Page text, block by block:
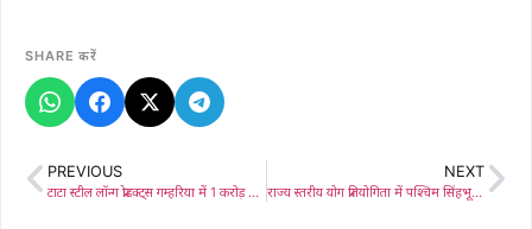
SHARE करें
PREVIOUS
टाटा स्टील लॉन्ग प्रोडक्ट्स गम्हरिया में 1 करोड़ से बनाएगी सामुदायिक भवन, मंत्री चंपई सोरेन ने रखी आधारशिला, कहा विकास का दूसरा नाम है “टाटा घराना”
NEXT
राज्य स्तरीय योग प्रतियोगिता में पश्चिम सिंहभूम के बच्चों ने दिखाया दम, जीते दो गोल्ड सहित 6 मेडल